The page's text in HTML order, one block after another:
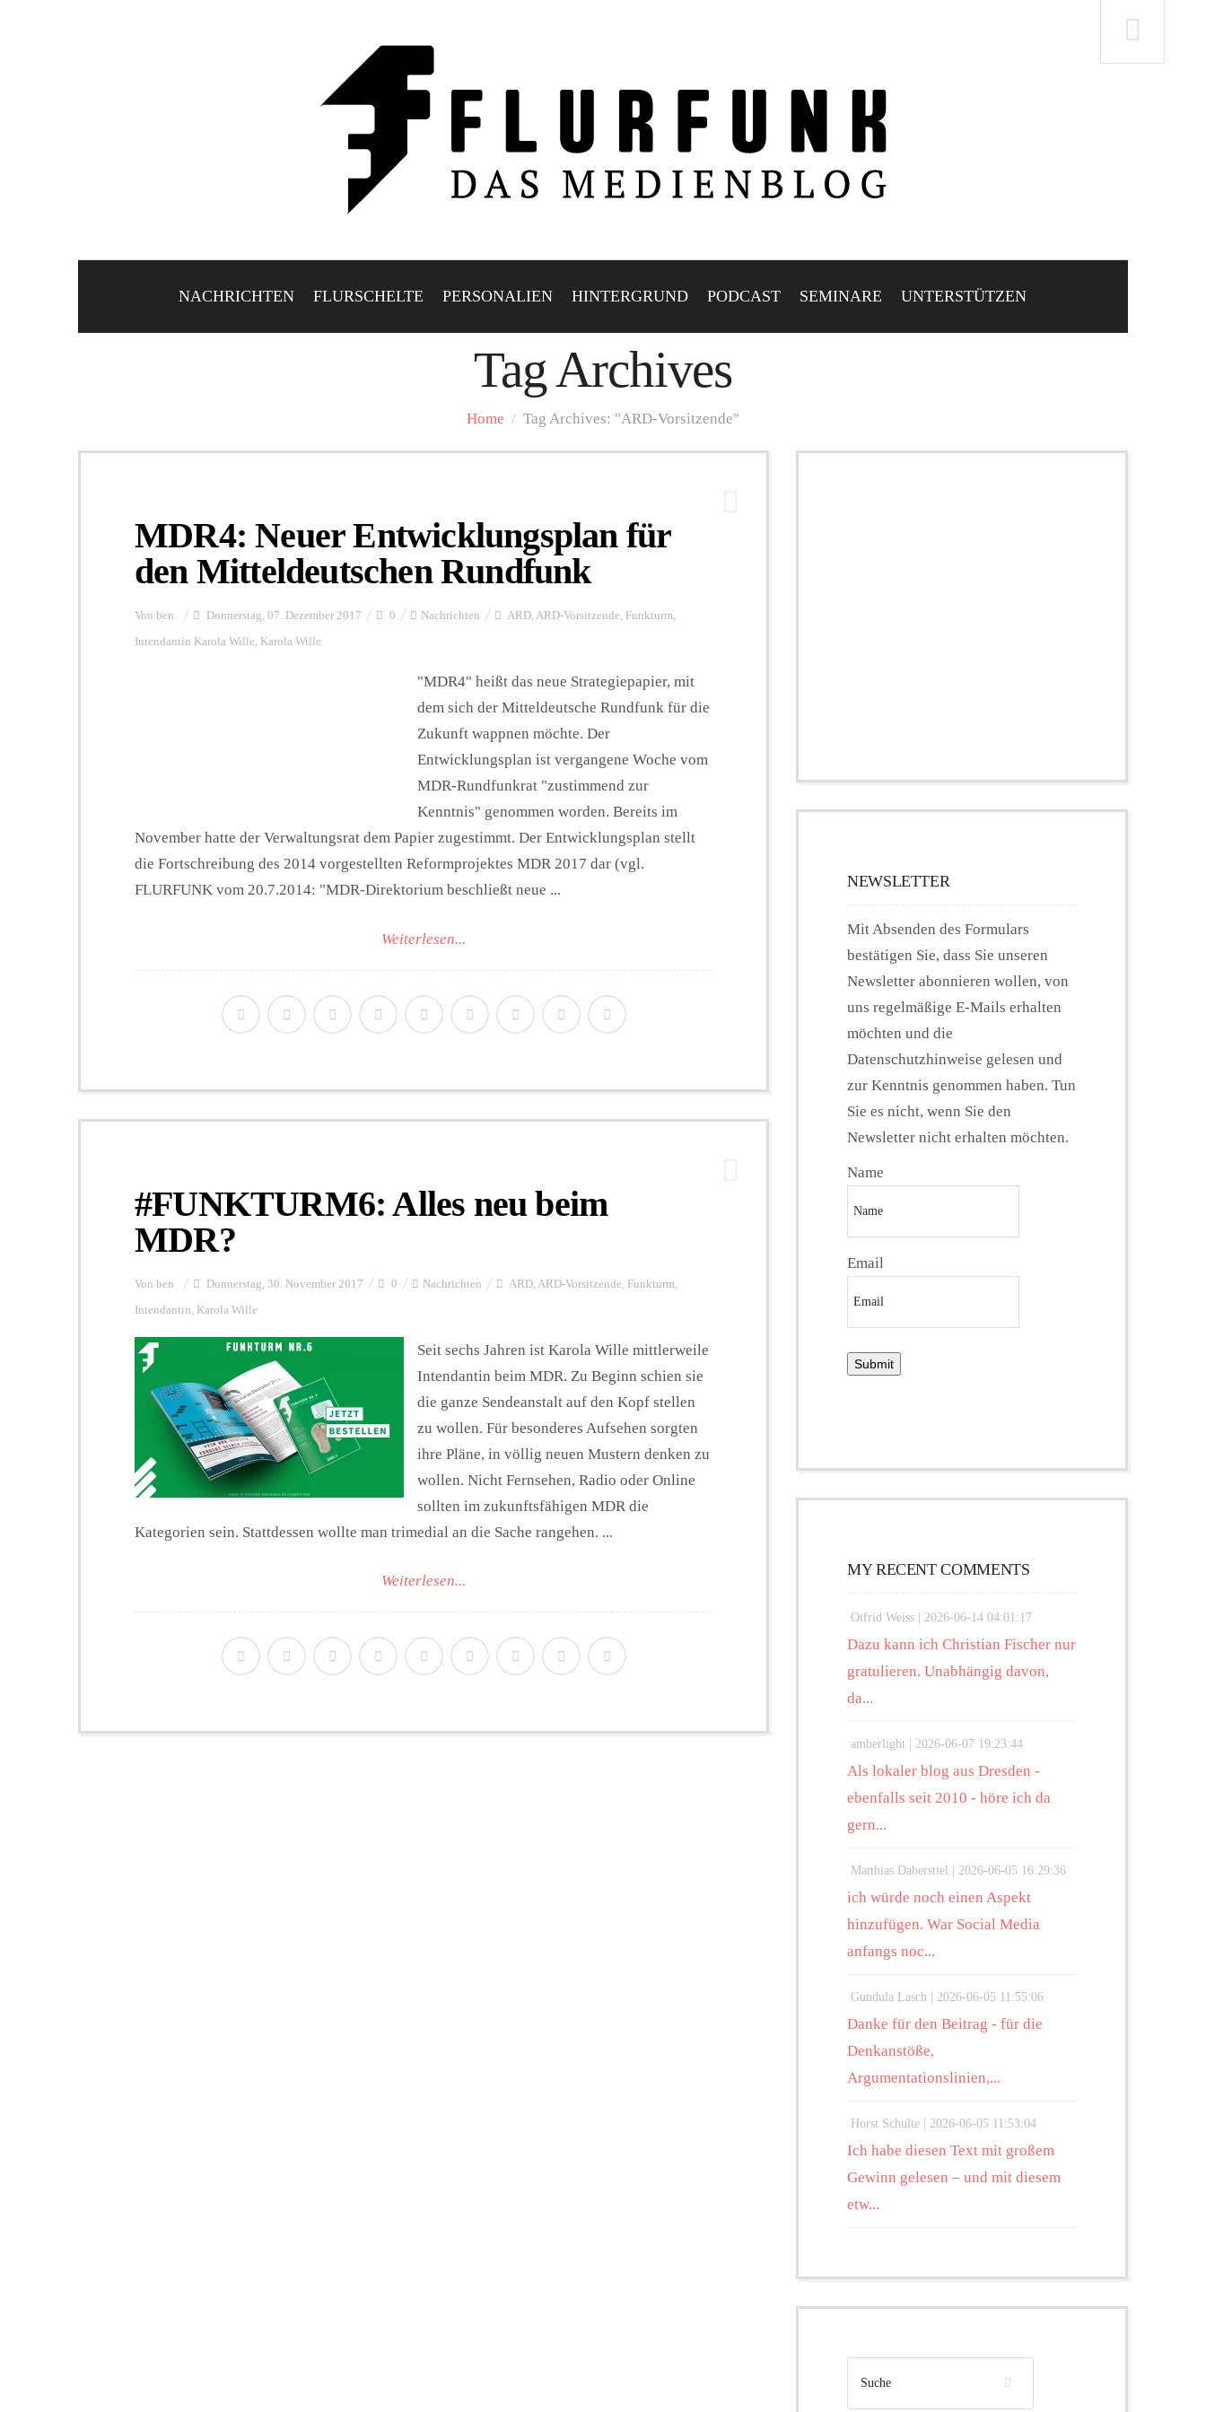
NACHRICHTEN FLURSCHELTE PERSONALIEN HINTERGRUND PODCAST SEMINARE UNTERSTÜTZEN
Tag Archives
Home / Tag Archives: "ARD-Vorsitzende"
MDR4: Neuer Entwicklungsplan für
den Mitteldeutschen Rundfunk
Von ben Donnerstag, 07. Dezember 2017 0 Nachrichten ARD, ARD-Vorsitzende, Funkturm,
Intendantin Karola Wille, Karola Wille
"MDR4" heißt das neue Strategiepapier, mit
dem sich der Mitteldeutsche Rundfunk für die
Zukunft wappnen möchte. Der
Entwicklungsplan ist vergangene Woche vom
MDR-Rundfunkrat "zustimmend zur
Kenntnis" genommen worden. Bereits im
November hatte der Verwaltungsrat dem Papier zugestimmt. Der Entwicklungsplan stellt
die Fortschreibung des 2014 vorgestellten Reformprojektes MDR 2017 dar (vgl.
FLURFUNK vom 20.7.2014: "MDR-Direktorium beschließt neue ...
Weiterlesen...
#FUNKTURM6: Alles neu beim
MDR?
Von ben Donnerstag, 30. November 2017 0 Nachrichten ARD ARD-Vorsitzende Funkturm
Intendantin Karola Wille
Seit sechs Jahren ist Karola Wille mittlerweile
Intendantin beim MDR. Zu Beginn schien sie
die ganze Sendeanstalt auf den Kopf stellen
zu wollen. Für besonderes Aufsehen sorgten
ihre Pläne, in völlig neuen Mustern denken zu
wollen. Nicht Fernsehen, Radio oder Online
sollten im zukunftsfähigen MDR die
Kategorien sein. Stattdessen wollte man trimedial an die Sache rangehen. ...
Weiterlesen...
NEWSLETTER
Mit Absenden des Formulars
bestätigen Sie, dass Sie unseren
Newsletter abonnieren wollen, von
uns regelmäßige E-Mails erhalten
möchten und die
Datenschutzhinweise gelesen und
zur Kenntnis genommen haben. Tun
Sie es nicht, wenn Sie den
Newsletter nicht erhalten möchten.
Name
Email
MY RECENT COMMENTS
Otfrid Weiss | 2026-06-14 04:01:17
Dazu kann ich Christian Fischer nur
gratulieren. Unabhängig davon,
da...
amberlight | 2026-06-07 19:23:44
Als lokaler blog aus Dresden -
ebenfalls seit 2010 - höre ich da
gern...
Matthias Daberstiel | 2026-06-05 16:29:36
ich würde noch einen Aspekt
hinzufügen. War Social Media
anfangs noc...
Gundula Lasch | 2026-06-05 11:55:06
Danke für den Beitrag - für die
Denkanstöße,
Argumentationslinien,...
Horst Schulte | 2026-06-05 11:53:04
Ich habe diesen Text mit großem
Gewinn gelesen – und mit diesem
etw...